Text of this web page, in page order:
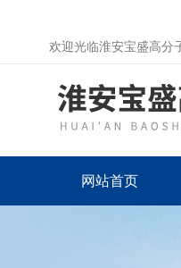
欢迎光临淮安宝盛高分
网站首页